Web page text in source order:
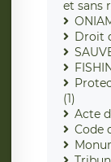
et sans
Droit
(1)
Acte
Code